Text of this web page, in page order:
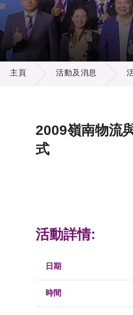
活動及消息
主頁 活動及消息
2009嶺南物流
式
活動詳情:
日期
時間